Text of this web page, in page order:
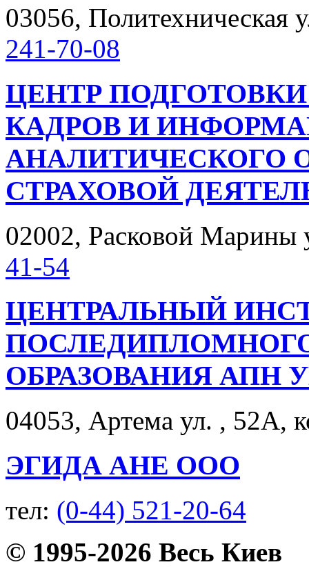
03056, Политехническая
241-70-08
ЦЕНТР
КАДРОВ И
АНАЛИТИЧЕСКОГО
СТРАХОВОЙ
02002, Расковой Марины
41-54
ЦЕНТРАЛЬНЫЙ
ОБРАЗОВАНИЯ АПН
04053, Артема ул. , 52А,
ЭГИДА АНЕ ООО
тел: (0-44) 521-20-64
© 1995-2026 Весь Киев